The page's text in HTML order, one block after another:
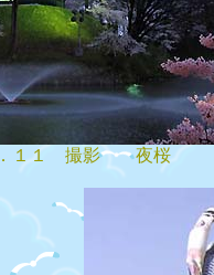
１１ 撮影 夜桜